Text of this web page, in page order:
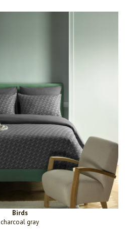
Birds
charcoal gray